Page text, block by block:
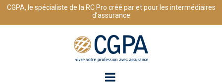
Passer
CGPA, le spécialiste de la RC Pro créé par et pour les intermédiaires
d’assurance